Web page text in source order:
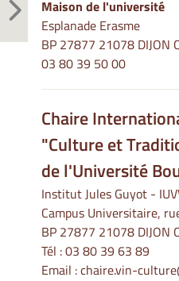
Maison de l'université
Esplanade Erasme
BP 27877 21078 DIJON
03 80 39 50 00
Chaire
"Culture et
de l'Université
Institut Jules Guyot -
Campus Universitaire,
BP 27877 21078 DIJON
Tél :03 80 39 63 89
Email :chaire.vin-